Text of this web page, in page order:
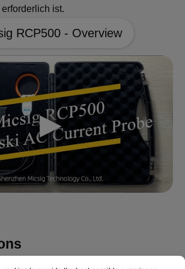
ist.
RCP500 - Overview